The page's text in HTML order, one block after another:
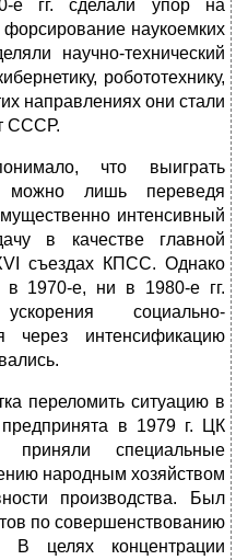
гг. сделали упор на
наукоемких
научно-технический
робототехнику,
направлениях они стали
СССР.
что выиграть
можно лишь переведя
интенсивный
в качестве главной
съездах КПСС. Однако
1970-е, ни в 1980-е гг.
социально-
через интенсификацию
переломить ситуацию в
в 1979 г. ЦК
специальные
народным хозяйством
производства. Был
по совершенствованию
В целях концентрации